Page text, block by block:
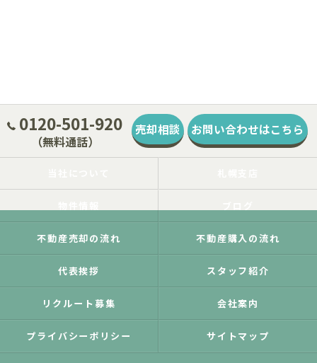
0120-501-920
（無料通話）
売却相談 お問い合わせはこちら
不動産売却の流れ 不動産購入の流れ
代表挨拶 スタッフ紹介
リクルート募集 会社案内
プライバシーポリシー サイトマップ